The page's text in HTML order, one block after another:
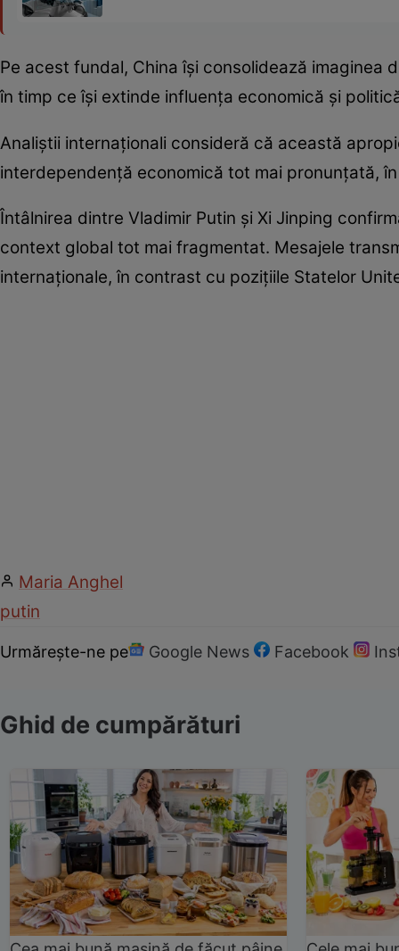
Pe acest fundal, China își consolidează
în timp ce își extinde influența economică și
Analiștii internaționali consideră că această
interdependență economică tot mai pronunțată,
Întâlnirea dintre Vladimir Putin și Xi Jinping
context global tot mai fragmentat. Mesajele
internaționale, în contrast cu pozițiile Statelor
Maria Anghel
putin
Urmărește-ne pe Google News Facebook
Ghid de cumpărături